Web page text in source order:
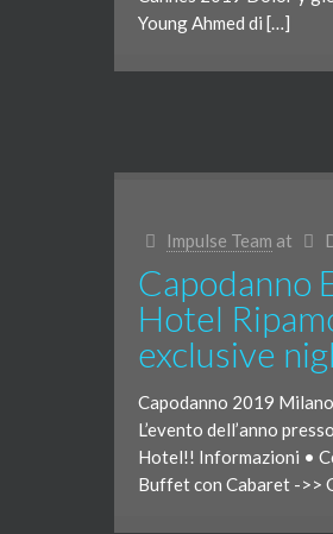
Young Ahmed di […]
Impulse Team at
Capodanno
Hotel
exclusive
Capodanno 2019
L’evento dell’anno
Hotel!! Informazioni •
Buffet con Cabaret ->>